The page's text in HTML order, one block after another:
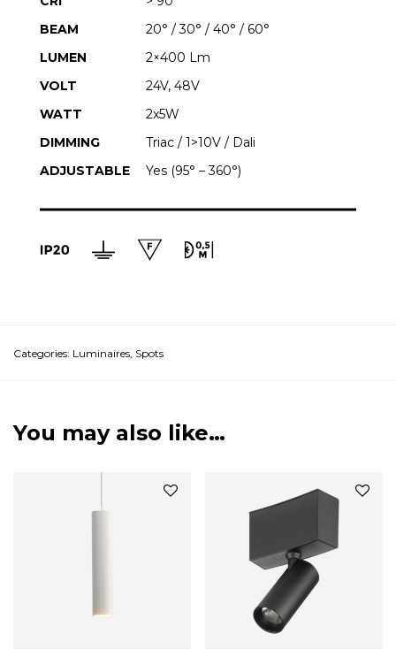
BEAM
20° / 30° / 40° / 60°
LUMEN
2×400 Lm
VOLT
24V, 48V
WATT
2x5W
DIMMING
Triac / 1>10V / Dali
ADJUSTABLE
Yes (95° – 360°)
Categories: Luminaires, Spots
You may also like…